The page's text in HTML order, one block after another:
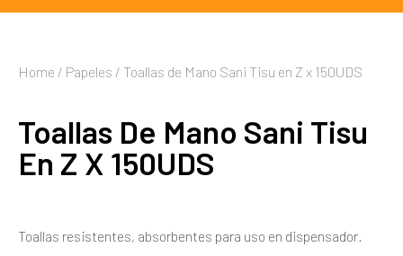
Home / Papeles / Toallas de Mano Sani Tisu en Z x 150UDS
Toallas De Mano Sani Tisu
En Z X 150UDS
Toallas resistentes, absorbentes para uso en dispensador.